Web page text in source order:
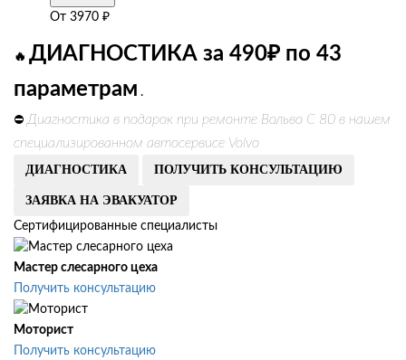
От 3970 ₽
🔥 ДИАГНОСТИКА за 490₽ по 43
параметрам .
⛔ Диагностика в подарок при ремонте Вольво С 80 в нашем
специализированном автосервисе Volvo
ДИАГНОСТИКА ПОЛУЧИТЬ КОНСУЛЬТАЦИЮ
ЗАЯВКА НА ЭВАКУАТОР
Сертифицированные специалисты
Мастер слесарного цеха
Получить консультацию
Моторист
Получить консультацию